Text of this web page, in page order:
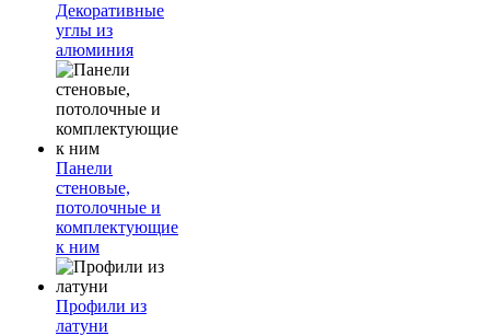
Декоративные
углы из
алюминия
Панели
стеновые,
потолочные и
комплектующие
к ним
Профили из
латуни